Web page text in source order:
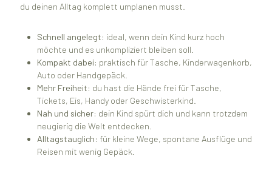
du deinen Alltag komplett umplanen musst.
Schnell angelegt: ideal, wenn dein Kind kurz hoch
möchte und es unkompliziert bleiben soll.
Kompakt dabei: praktisch für Tasche, Kinderwagenkorb,
Auto oder Handgepäck.
Mehr Freiheit: du hast die Hände frei für Tasche,
Tickets, Eis, Handy oder Geschwisterkind.
Nah und sicher: dein Kind spürt dich und kann trotzdem
neugierig die Welt entdecken.
Alltagstauglich: für kleine Wege, spontane Ausflüge und
Reisen mit wenig Gepäck.